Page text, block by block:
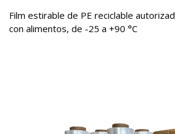
CUENTA
Film estirable de PE reciclable
con alimentos, de -25 a +90 °C